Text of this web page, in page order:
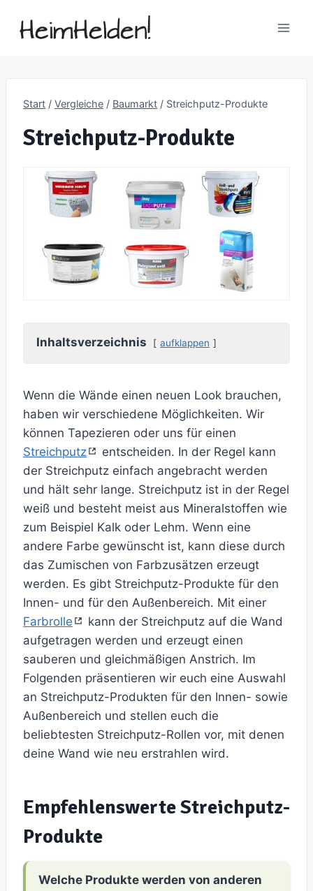
Inhalt
Start / Vergleiche / Baumarkt / Streichputz-Produkte
Streichputz-Produkte
Inhaltsverzeichnis aufklappen
Wenn die Wände einen neuen Look brauchen,
haben wir verschiedene Möglichkeiten. Wir
können Tapezieren oder uns für einen
Streichputz
entscheiden. In der Regel kann
der Streichputz einfach angebracht werden
und hält sehr lange. Streichputz ist in der Regel
weiß und besteht meist aus Mineralstoffen wie
zum Beispiel Kalk oder Lehm. Wenn eine
andere Farbe gewünscht ist, kann diese durch
das Zumischen von Farbzusätzen erzeugt
werden. Es gibt Streichputz-Produkte für den
Innen- und für den Außenbereich. Mit einer
Farbrolle
kann der Streichputz auf die Wand
aufgetragen werden und erzeugt einen
sauberen und gleichmäßigen Anstrich. Im
Folgenden präsentieren wir euch eine Auswahl
an Streichputz-Produkten für den Innen- sowie
Außenbereich und stellen euch die
beliebtesten Streichputz-Rollen vor, mit denen
deine Wand wie neu erstrahlen wird.
Empfehlenswerte Streichputz-
Produkte
Welche Produkte werden von anderen